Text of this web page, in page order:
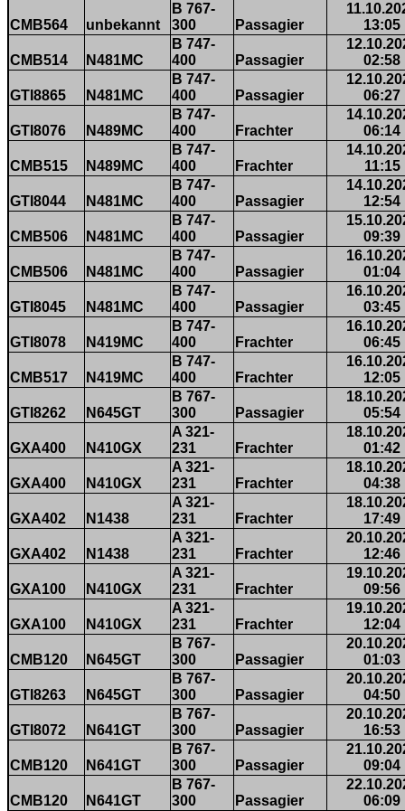
CMB564 unbekannt
B 767-
300
Passagier
13:05
CMB514 N481MC
B 747-
400
Passagier
02:58
GTI8865 N481MC
B 747-
400
Passagier
06:27
GTI8076 N489MC
B 747-
400
Frachter
06:14
CMB515 N489MC
B 747-
400
Frachter
11:15
GTI8044 N481MC
B 747-
400
Passagier
12:54
CMB506 N481MC
B 747-
400
Passagier
09:39
CMB506 N481MC
B 747-
400
Passagier
01:04
GTI8045 N481MC
B 747-
400
Passagier
03:45
GTI8078 N419MC
B 747-
400
Frachter
06:45
CMB517 N419MC
B 747-
400
Frachter
12:05
GTI8262 N645GT
B 767-
300
Passagier
05:54
GXA400 N410GX
A 321-
231
Frachter
01:42
GXA400 N410GX
A 321-
231
Frachter
04:38
GXA402 N1438
A 321-
231
Frachter
17:49
GXA402 N1438
A 321-
231
Frachter
12:46
GXA100 N410GX
A 321-
231
Frachter
09:56
GXA100 N410GX
A 321-
231
Frachter
12:04
CMB120 N645GT
B 767-
300
Passagier
01:03
GTI8263 N645GT
B 767-
300
Passagier
04:50
GTI8072 N641GT
B 767-
300
Passagier
16:53
CMB120 N641GT
B 767-
300
Passagier
09:04
CMB120 N641GT
B 767-
300
Passagier
06:09